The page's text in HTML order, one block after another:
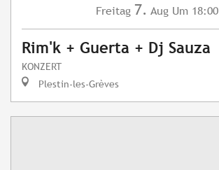
Freitag 7. Aug Um 18:00
Rim'k + Guerta + Dj Sauza
KONZERT
Plestin-les-Grèves